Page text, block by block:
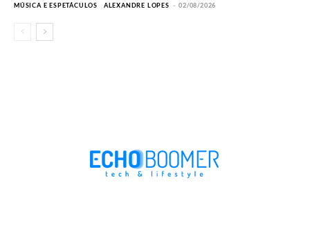
MÚSICA E ESPETÁCULOS ALEXANDRE LOPES - 02/08/2026